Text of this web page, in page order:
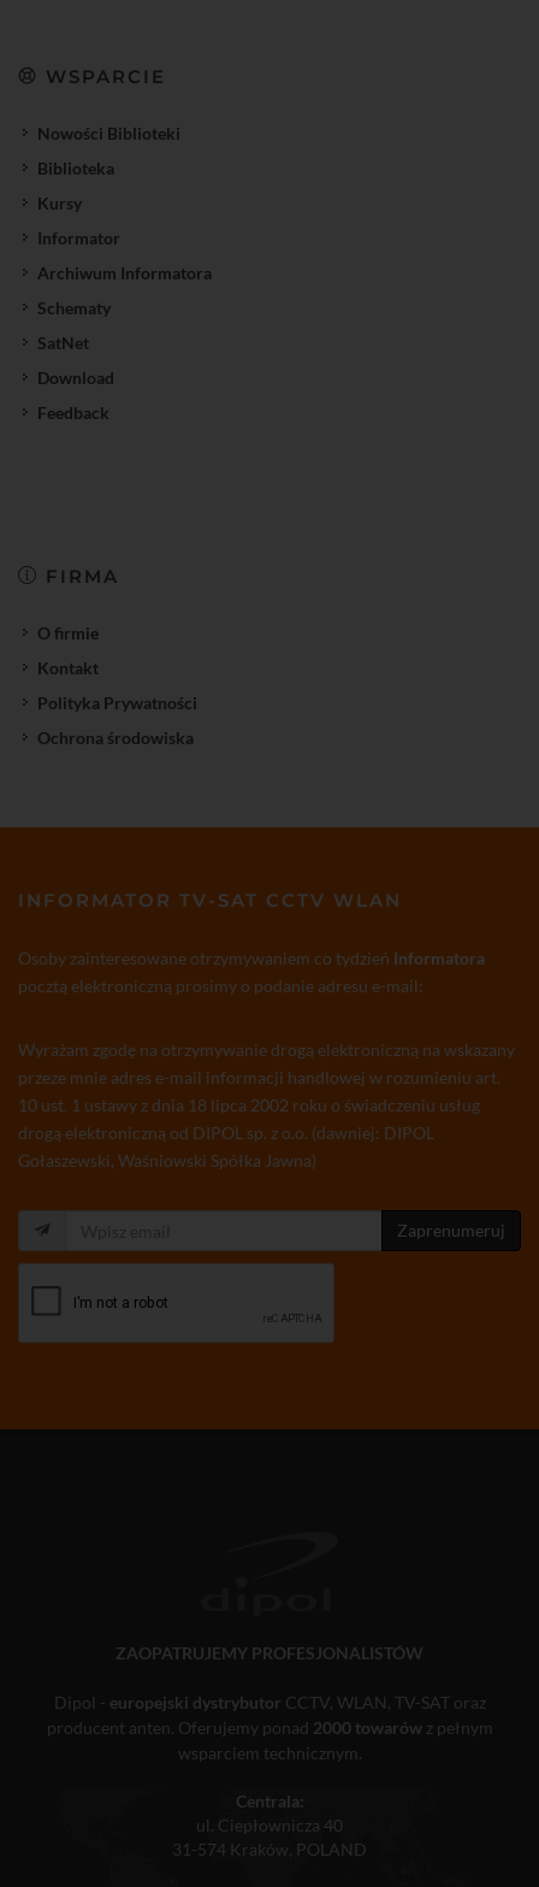
WSPARCIE
Nowości Biblioteki
Biblioteka
Kursy
Informator
Archiwum Informatora
Schematy
SatNet
Download
Feedback
FIRMA
O firmie
Kontakt
Polityka Prywatności
Ochrona środowiska
INFORMATOR TV-SAT CCTV WLAN
Osoby zainteresowane otrzymywaniem co tydzień Informatora
pocztą elektroniczną prosimy o podanie adresu e-mail:
Wyrażam zgodę na otrzymywanie drogą elektroniczną na wskazany
przeze mnie adres e-mail informacji handlowej w rozumieniu art.
10 ust. 1 ustawy z dnia 18 lipca 2002 roku o świadczeniu usług
drogą elektroniczną od DIPOL sp. z o.o. (dawniej: DIPOL
Gołaszewski, Waśniowski Spółka Jawna)
Zaprenumeruj
ZAOPATRUJEMY PROFESJONALISTÓW
Dipol - europejski dystrybutor CCTV, WLAN, TV-SAT oraz
producent anten. Oferujemy ponad 2000 towarówz pełnym
wsparciem technicznym.
Centrala:
ul. Ciepłownicza 40
31-574 Kraków, POLAND